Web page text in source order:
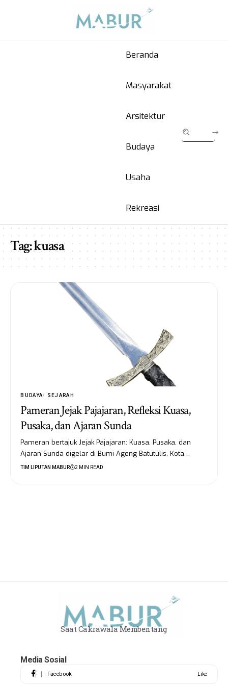
Beranda
Masyarakat
Arsitektur
Budaya
Usaha
Rekreasi
Tag:kuasa
BUDAYA SEJARAH
Pameran Jejak Pajajaran, Refleksi Kuasa,
Pusaka, dan Ajaran Sunda
Pameran bertajuk Jejak Pajajaran: Kuasa, Pusaka, dan
Ajaran Sunda digelar di Bumi Ageng Batutulis, Kota…
TIM LIPUTAN MABUR 2 MIN READ
Saat Cakrawala Membentang
Media Sosial
Facebook Like